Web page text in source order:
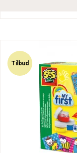
Tilbud